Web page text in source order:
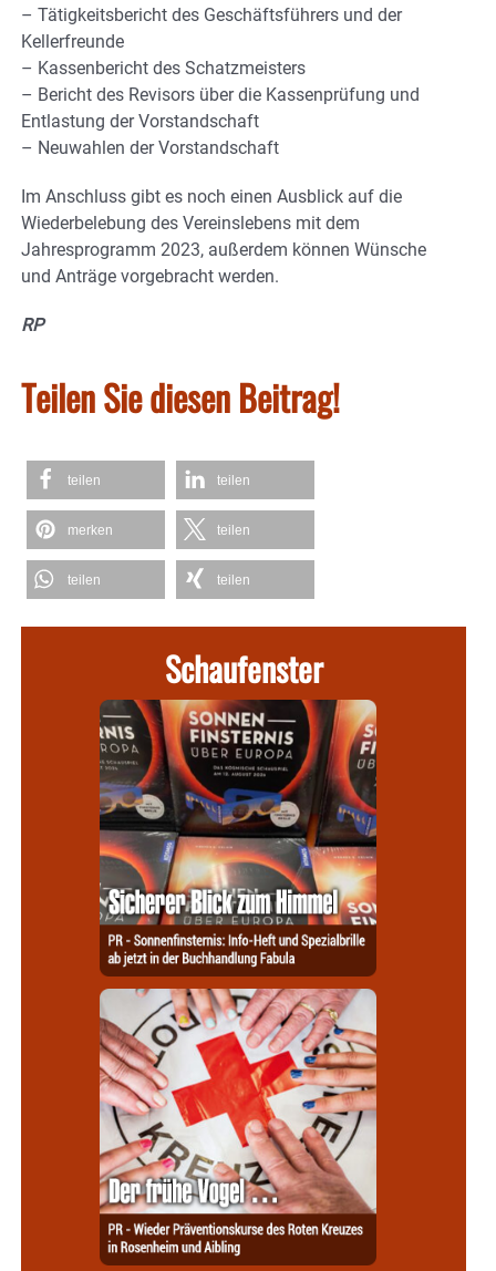
– Tätigkeitsbericht des Geschäftsführers und der
Kellerfreunde
– Kassenbericht des Schatzmeisters
– Bericht des Revisors über die Kassenprüfung und
Entlastung der Vorstandschaft
– Neuwahlen der Vorstandschaft
Im Anschluss gibt es noch einen Ausblick auf die
Wiederbelebung des Vereinslebens mit dem
Jahresprogramm 2023, außerdem können Wünsche
und Anträge vorgebracht werden.
RP
Teilen Sie diesen Beitrag!
teilen teilen
merken teilen
teilen teilen
Schaufenster